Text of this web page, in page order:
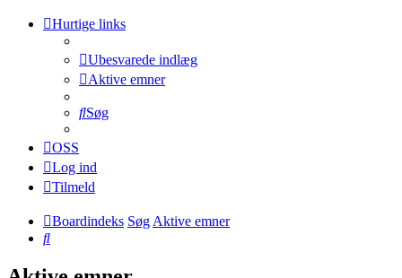
Hurtige links
Ubesvarede indlæg
Aktive emner
Søg
OSS
Log ind
Tilmeld
Boardindeks SøgAktive emner
Søg